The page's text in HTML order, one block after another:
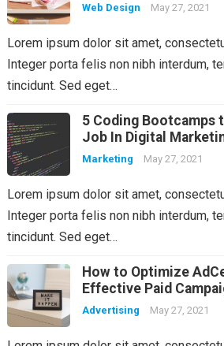
Web Design May 27, 2021
Lorem ipsum dolor sit amet,
Integer porta felis non nibh interdum,
tincidunt. Sed eget…
5 Coding Bootcamps
Job In Digital
Marketing May 27, 2021
Lorem ipsum dolor sit amet,
Integer porta felis non nibh interdum,
tincidunt. Sed eget…
How to Optimize
Effective Paid
Advertising May 27, 2021